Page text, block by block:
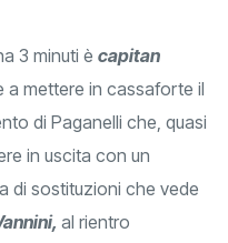
3 minuti è capitan
a mettere in cassaforte il
di Paganelli che, quasi
in uscita con un
di sostituzioni che vede
al rientro